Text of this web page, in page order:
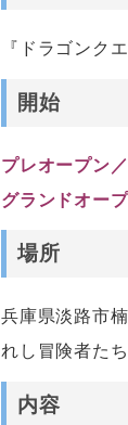
『ドラゴンク
開始
プレオープン
グランドオー
場所
兵庫県淡路市
れし冒険者た
内容